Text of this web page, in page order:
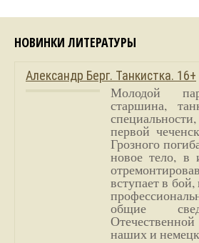
НОВИНКИ ЛИТЕРАТУРЫ
Александр Берг. Танкистка. 16+
Молодой
старшина,
первой
Грозного
новое тело, в
вступает в
общие
наших и